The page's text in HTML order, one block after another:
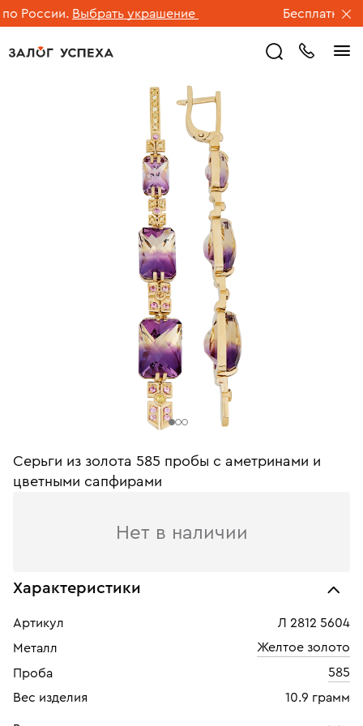
России. Выбрать украшение Бесплатная
Серьги из золота 585 пробы с аметринами и
цветными сапфирами
Нет в наличии
Характеристики
Артикул
Л 2812 5604
Металл
Желтое золото
Проба
585
Вес изделия
10.9 грамм